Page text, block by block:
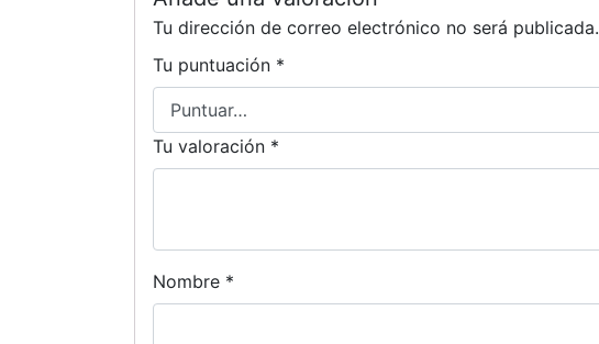
Tu dirección de correo electrónico no será publicada.
Tu puntuación *
Tu valoración *
Nombre *